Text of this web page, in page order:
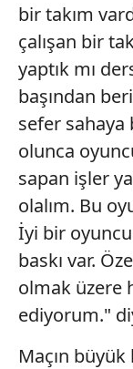
bir takım
çalışan bir
yaptık mı
başından
sefer sahaya
olunca
sapan işler
olalım. Bu
İyi bir
baskı var.
olmak üzere
ediyorum."
Maçın